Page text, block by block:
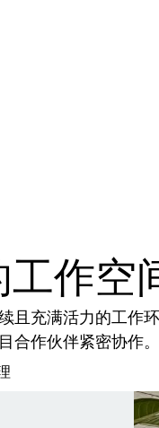
作空
且充满活力的工作
合作伙伴紧密协作